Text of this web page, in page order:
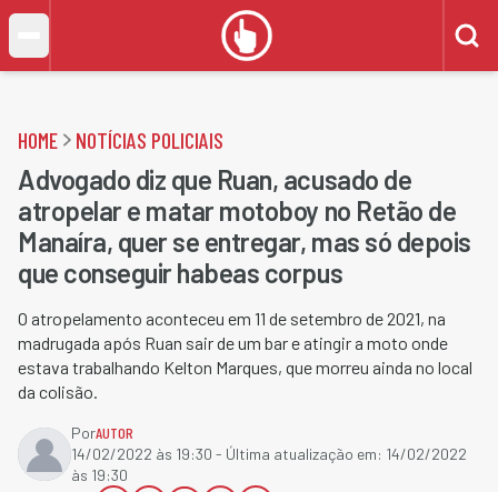
HOME NOTÍCIAS POLICIAIS
Advogado diz que Ruan, acusado de
atropelar e matar motoboy no Retão de
Manaíra, quer se entregar, mas só depois
que conseguir habeas corpus
O atropelamento aconteceu em 11 de setembro de 2021, na
madrugada após Ruan sair de um bar e atingir a moto onde
estava trabalhando Kelton Marques, que morreu ainda no local
da colisão.
PorAUTOR
14/02/2022 às 19:30 - Última atualização em: 14/02/2022
às 19:30